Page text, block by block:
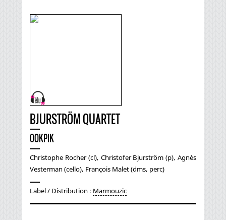
BJURSTRÖM QUARTET
OOKPIK
Christophe Rocher (cl), Christofer Bjurström (p), Agnès
Vesterman (cello), François Malet (dms, perc)
Label / Distribution : Marmouzic